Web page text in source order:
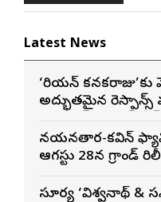
Latest News
‘కొరియన్
అద్భుతమైన రెస్పాన్స్
నయనతార-కవిన్
ఆగస్టు 28న గ్రాండ్
సూర్య ‘విశ్వనాథ్ &